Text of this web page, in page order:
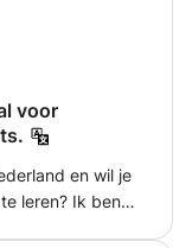
voor
en wil je
leren? Ik ben